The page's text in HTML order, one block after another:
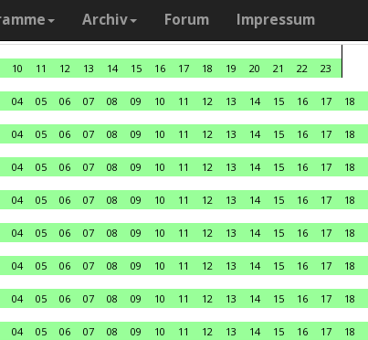
Archiv Forum Impressum
10 11 12 13 14 15 16 17 18 19 20 21 22
23
04 05 06 07 08 09 10 11 12 13 14 15 16 17 18
04 05 06 07 08 09 10 11 12 13 14 15 16 17 18
04 05 06 07 08 09 10 11 12 13 14 15 16 17 18
04 05 06 07 08 09 10 11 12 13 14 15 16 17 18
04 05 06 07 08 09 10 11 12 13 14 15 16 17 18
04 05 06 07 08 09 10 11 12 13 14 15 16 17 18
04 05 06 07 08 09 10 11 12 13 14 15 16 17 18
04 05 06 07 08 09 10 11 12 13 14 15 16 17 18